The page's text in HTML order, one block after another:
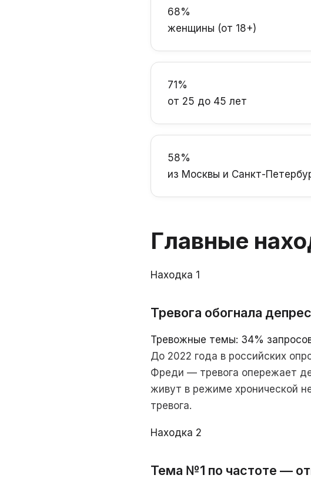
68%
женщины (от 18+)
71%
от 25 до 45 лет
58%
из Москвы и Санкт-
Главные
Находка 1
Тревога обогнала
Тревожные темы: 34%
До 2022 года в российских
Фреди — тревога опережает
живут в режиме хронической
тревога.
Находка 2
Тема №1 по частоте —